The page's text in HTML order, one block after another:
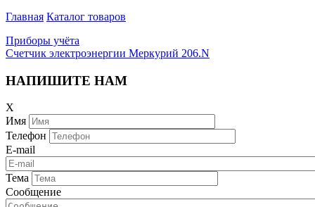
Главная Каталог товаров
Приборы учёта
Счетчик электроэнергии Меркурий 206.N
НАПИШИТЕ НАМ
X
Имя
Телефон
E-mail
Тема
Сообщение